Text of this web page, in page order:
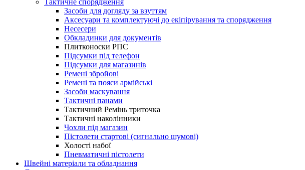
Тактичне спорядження
Засоби для догляду за взуттям
Аксесуари та комплектуючі до екіпірування та спорядження
Несесери
Обкладинки для документів
Плитконоски РПС
Підсумки під телефон
Підсумки для магазинів
Ремені збройові
Ремені та пояси армійські
Засоби маскування
Тактичні панами
Тактичний Ремінь триточка
Тактичні наколінники
Чохли під магазин
Пістолети стартові (сигнально шумові)
Холості набої
Пневматичні пістолети
Швейні матеріали та обладнання